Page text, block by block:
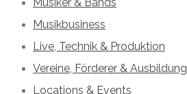
Musikbusiness
Live, Technik & Produktion
Vereine, Förderer & Ausbildung
Locations & Events